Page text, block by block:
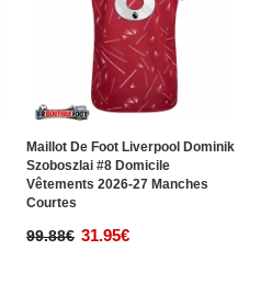
Maillot De Foot Liverpool Dominik
Szoboszlai #8 Domicile
Vêtements 2026-27 Manches
Courtes
99.88€ 31.95€